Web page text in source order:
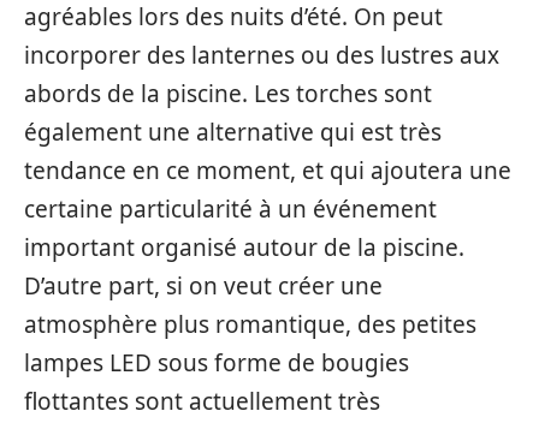
agréables lors des nuits d’été. On peut
incorporer des lanternes ou des lustres aux
abords de la piscine. Les torches sont
également une alternative qui est très
tendance en ce moment, et qui ajoutera une
certaine particularité à un événement
important organisé autour de la piscine.
D’autre part, si on veut créer une
atmosphère plus romantique, des petites
lampes LED sous forme de bougies
flottantes sont actuellement très